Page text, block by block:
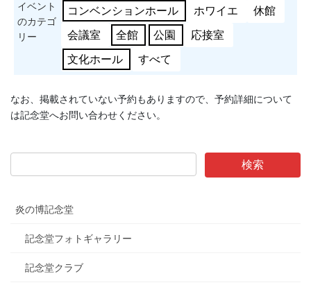
イベント
のカテゴ
リー
コンベンションホール ホワイエ 休館
会議室 全館 公園 応接室
文化ホール すべて
なお、掲載されていない予約もありますので、予約詳細について
は記念堂へお問い合わせください。
炎の博記念堂
記念堂フォトギャラリー
記念堂クラブ